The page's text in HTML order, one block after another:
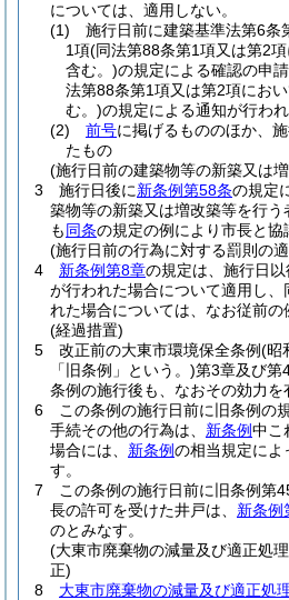
については、適用しない。
(1)
施行日前に建築基準法第6条
1項(同法第88条第1項又は第2
含む。)の規定による確認の申
法第88条第1項又は第2項にお
む。)の規定による通知が行わ
(2)
前号に掲げるもののほか、
たもの
(施行日前の建築物等の新築又は
3
施行日後に新条例第58条の規定
築物等の新築又は増改築等を行
も同条の規定の例により市長と協
(施行日前の行為に対する罰則の
4
新条例第8章の規定は、施行日
が行われた場合について適用し
れた場合については、なお従前の
(経過措置)
5
改正前の大東市環境保全条例(昭
「旧条例」という。)第3章及び第
条例の施行後も、なおその効力を
6
この条例の施行日前に旧条例の
手続その他の行為は、 新条例中こ
場合には、 新条例の相当規定によ
す。
7
この条例の施行日前に旧条例第
長の許可を受けた井戸は、 新条例
のとみなす。
(大東市廃棄物の減量及び適正処
正)
8
大東市廃棄物の減量及び適正処